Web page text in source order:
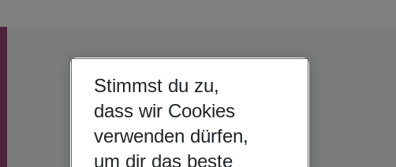
Stimmst du zu,
dass wir Cookies
verwenden dürfen,
um dir das beste